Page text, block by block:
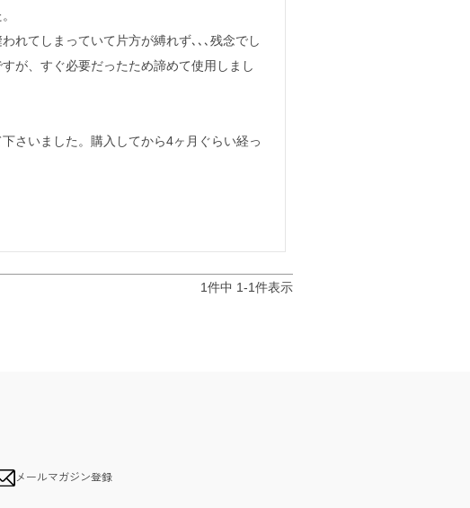
れてしまっていて片方が縛れず､､､残念でし
が、すぐ必要だったため諦めて使用しまし
さいました。購入してから4ヶ月ぐらい経っ
1件中 1-1件表示
メールマガジン登録